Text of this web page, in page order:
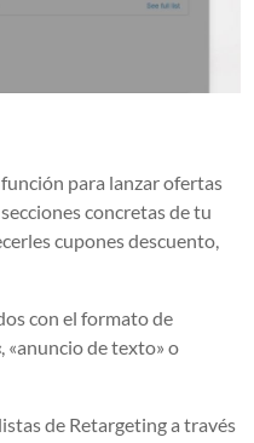
para lanzar ofertas
concretas de tu
cupones descuento,
con el formato de
«anuncio de texto» o
de Retargeting a través